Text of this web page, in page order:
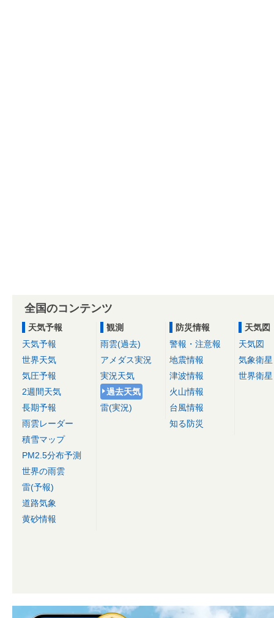
全国のコンテンツ
天気予報
天気予報
世界天気
気圧予報
2週間天気
長期予報
雨雲レーダー
積雪マップ
PM2.5分布予測
世界の雨雲
雷(予報)
道路気象
黄砂情報
観測
雨雲(過去)
アメダス実況
実況天気
過去天気
雷(実況)
防災情報
警報・注意報
地震情報
津波情報
火山情報
台風情報
知る防災
天気図
天気図
気象衛星
世界衛星